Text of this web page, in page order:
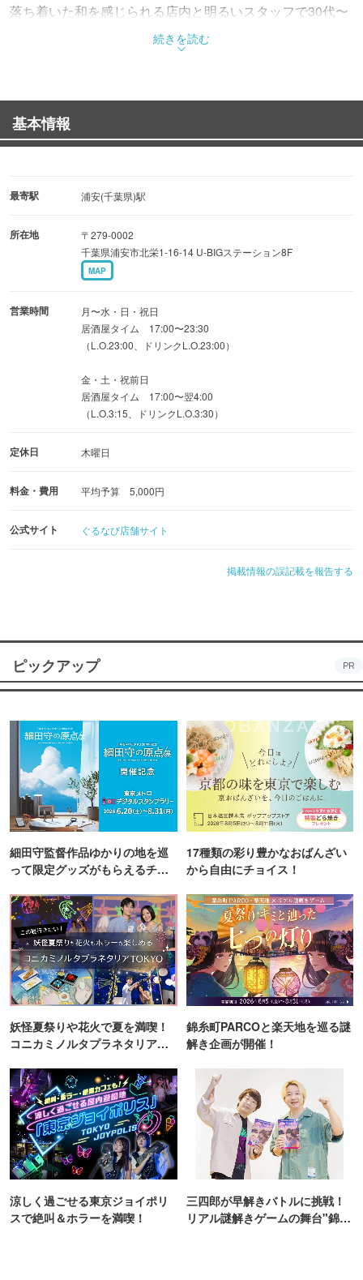
落ち着いた和を感じられる店内と明るいスタッフで30代〜
４０代を中心にご好評いただいております。
地元の海苔を使用した名物へぎ蕎麦や、鴨肉の鍋、新鮮な
海鮮を使った丼ものなどが人気です。
一品料理やお酒の種類も多く、お仕事終わりの一杯にも最
おつまみから〆まで充実のラインナップを誇る当店はお一
続きを読む
基本情報
最寄駅 浦安(千葉県)駅
所在地
〒279-0002
千葉県浦安市北栄1-16-14 U-BIGステーション8F
MAP
営業時間
月〜水・日・祝日
居酒屋タイム 17:00〜23:30
（L.O.23:00、ドリンクL.O.23:00）
金・土・祝前日
居酒屋タイム 17:00〜翌4:00
（L.O.3:15、ドリンクL.O.3:30）
定休日 木曜日
料金・費用 平均予算 5,000円
公式サイト ぐるなび店舗サイト
掲載情報の誤記載を報告する
ピックアップ PR
細田守監督作品ゆかりの地を巡
って限定グッズがもらえるチャ
17種類の彩り豊かなおばんざい
から自由にチョイス！
妖怪夏祭りや花火で夏を満喫！
コニカミノルタプラネタリア
錦糸町PARCOと楽天地を巡る謎
解き企画が開催！
涼しく過ごせる東京ジョイポリ
スで絶叫＆ホラーを満喫！
三四郎が早解きバトルに挑戦！
リアル謎解きゲームの舞台"錦糸